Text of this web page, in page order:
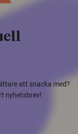
att snacka med?
nyhetsbrev!